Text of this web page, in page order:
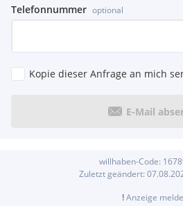
Telefonnummer optional
Kopie dieser Anfrage an mich
E-Mail
willhaben-Code:
Zuletzt geändert:
!Anzeige